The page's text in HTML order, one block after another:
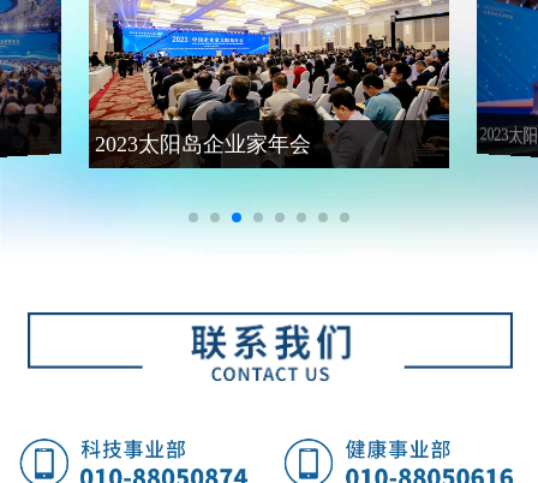
2023太阳岛企业家年会 2023太